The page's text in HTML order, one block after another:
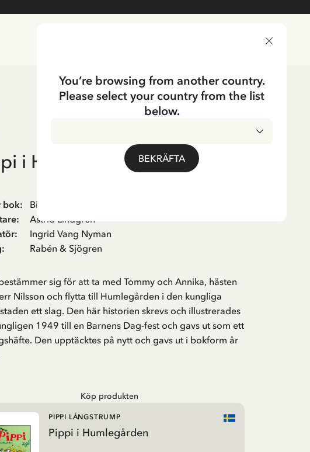
i Humlegården
bok:
Bilderbok
:
Astrid Lindgren
:
Ingrid Vang Nyman
: Rabén & Sjögren
sig för att ta med Tommy och Annika, hästen
Nilsson och flytta till Humlegården i den kungliga
ett slag. Den här historien skrevs och illustrerades
1949 till en Barnens Dag-fest och gavs ut som ett
Den upptäcktes på nytt och gavs ut i bokform år
Köp produkten
Pippi i Humlegården
PIPPI LÅNGSTRUMP
You’re browsing from another country.
Please select your country from the list
below.
BEKRÄFTA